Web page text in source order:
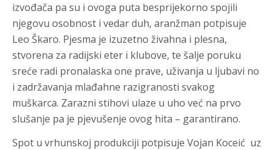
izvođača pa su i ovoga puta besprijekorno spojili
njegovu osobnost i vedar duh, aranžman potpisuje
Leo Škaro. Pjesma je izuzetno živahna i plesna,
stvorena za radijski eter i klubove, te šalje poruku
sreće radi pronalaska one prave, uživanja u ljubavi no
i zadržavanja mlađahne razigranosti svakog
muškarca. Zarazni stihovi ulaze u uho već na prvo
slušanje pa je pjevušenje ovog hita – garantirano.
Spot u vrhunskoj produkciji potpisuje Vojan Koceić uz